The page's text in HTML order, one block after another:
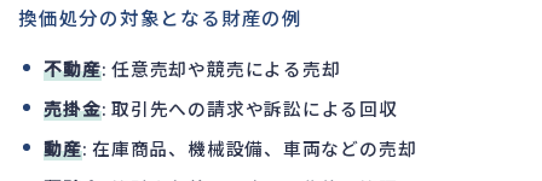
換価処分の対象となる財産の例
不動産: 任意売却や競売による売却
売掛金: 取引先への請求や訴訟による回収
動産: 在庫商品、機械設備、車両などの売却